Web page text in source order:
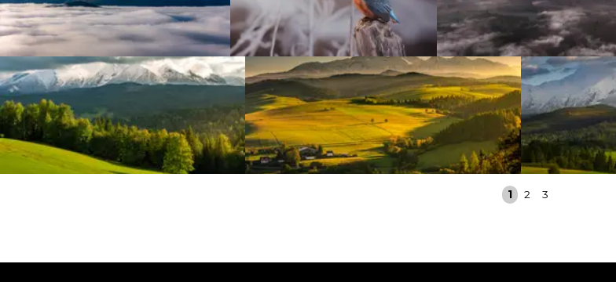
1 2 3